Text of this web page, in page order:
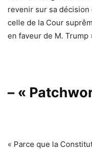
revenir sur sa
celle de la Cour
en faveur de M. Trump
– «
« Parce que la